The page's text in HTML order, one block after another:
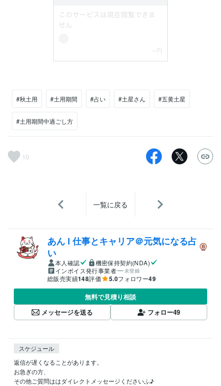
#秋土用 #土用期間 #占い #土星さん #五黄土星
#土用期間中過ごし方
10
一覧に戻る
あん l 仕事とキャリア＠元気になる占
い
本人確認
機密保持契約(NDA)
インボイス発行事業者
未登録
総販売実績148評価 5.0フォロワー49
無料で見積り相談
メッセージを送る
フォロー49
スケジュール
返信が遅くなることがあります。
お急ぎの方、
その他ご質問ははダイレクトメッセージくださいふ♪